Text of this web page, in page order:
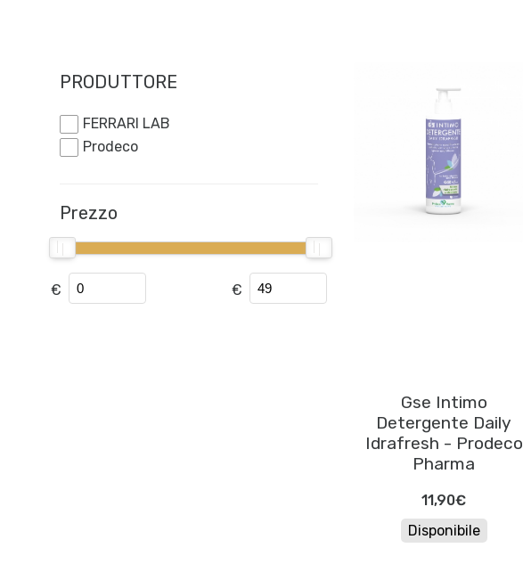
PRODUTTORE
FERRARI LAB
Prodeco
Prezzo
€ €
Gse Intimo
Detergente Daily
Idrafresh - Prodeco
Pharma
11,90€
Disponibile